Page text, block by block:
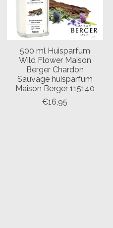
500 ml Huisparfum
Wild Flower Maison
Berger Chardon
Sauvage huisparfum
Maison Berger 115140
€16,95